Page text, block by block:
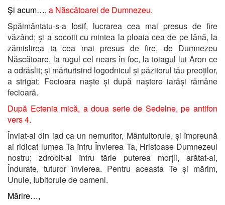
Şi acum…, a Născătoarei de Dumnezeu.
Spăimântatu-s-a Iosif, lucrarea cea mai presus de fire
văzând; și a socotit cu mintea la ploaia cea de pe lână, la
zămislirea ta cea mai presus de fire, de Dumnezeu
Născătoare, la rugul cel nears în foc, la toiagul lui Aron ce
a odrăslit; și mărturisind logodnicul și păzitorul tău preoților,
a strigat: Fecioara naște și după naștere iarăși rămâne
fecioară.
După Ectenia mică, a doua serie de Sedelne, pe antifon
vers 4.
Înviat-ai din iad ca un nemuritor, Mântuitorule, și împreună
ai ridicat lumea Ta întru Învierea Ta, Hristoase Dumnezeul
nostru; zdrobit-ai întru tărie puterea morții, arătat-ai,
Îndurate, tuturor învierea. Pentru aceasta Te și mărim,
Unule, Iubitorule de oameni.
Mărire…,